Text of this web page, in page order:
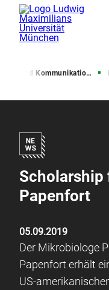
und Kommunikation (PuK)
Scholarship
Papenfort
05.09.2019
Der Mikrobiologe
Papenfort erhält
US-